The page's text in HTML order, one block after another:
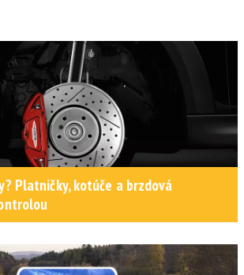
Platničky, kotúče a brzdová